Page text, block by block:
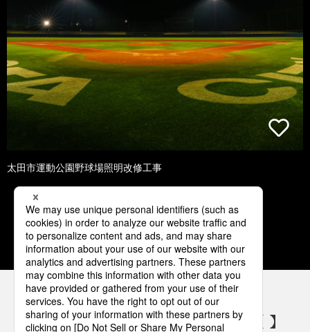
太田市運動公園野球場照明改修工事
1 2 3 4 5
パナソニックの電気設備 SNSアカウント